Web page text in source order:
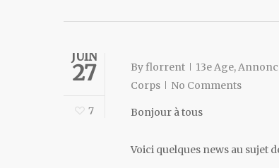
JUIN
27
7
Byflorrent 13e Age,
Corps
No Comments
Bonjour à tous
Voici quelques news au sujet